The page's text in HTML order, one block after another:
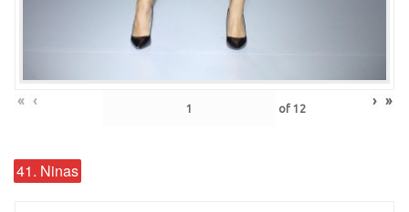
« ‹ of 12 › »
41. Ninas